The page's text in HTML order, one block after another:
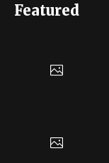
Featured